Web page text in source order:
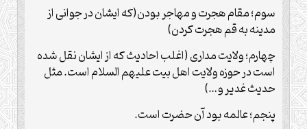
سوم؛ مقام هجرت و مهاجر بودن(که ایشان در جوانی از
مدینه به قم هجرت کردن)
چهارم؛ ولایت مداری (اغلب احادیث که از ایشان نقل شده
است در حوزه ولایت اهل بیت علیهم السلام است. مثل
حدیث غدیر و…)
پنجم؛ عالمه بود آن حضرت است.